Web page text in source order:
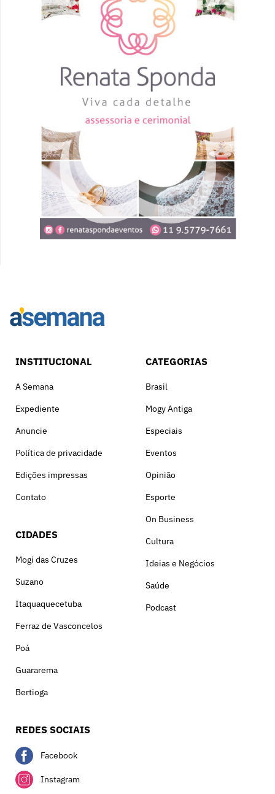
INSTITUCIONAL
A Semana
Expediente
Anuncie
Política de privacidade
Edições impressas
Contato
CIDADES
Mogi das Cruzes
Suzano
Itaquaquecetuba
Ferraz de Vasconcelos
Poá
Guararema
Bertioga
CATEGORIAS
Brasil
Mogy Antiga
Especiais
Eventos
Opinião
Esporte
On Business
Cultura
Ideias e Negócios
Saúde
Podcast
REDES SOCIAIS
Facebook
Instagram